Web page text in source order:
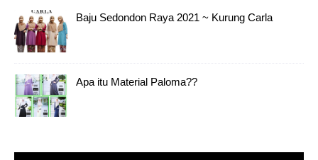
Baju Sedondon Raya 2021 ~ Kurung Carla
Apa itu Material Paloma??